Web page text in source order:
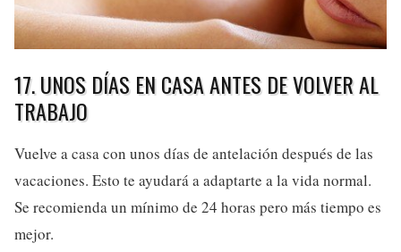
17. UNOS DÍAS EN CASA ANTES DE VOLVER AL
TRABAJO
Vuelve a casa con unos días de antelación después de las
vacaciones. Esto te ayudará a adaptarte a la vida normal.
Se recomienda un mínimo de 24 horas pero más tiempo es
mejor.